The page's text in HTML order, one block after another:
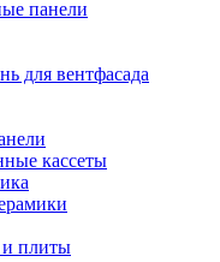
панели
для вентфасада
кассеты
плиты